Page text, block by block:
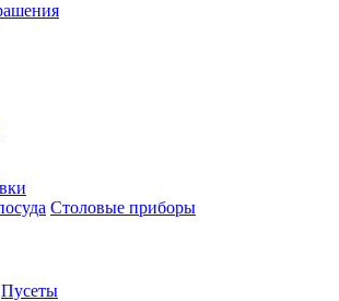
Столовые приборы
Пусеты